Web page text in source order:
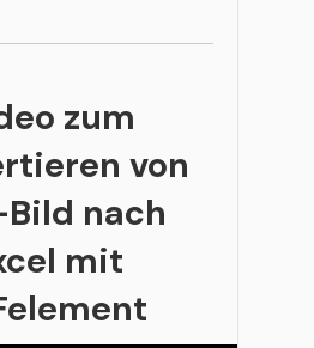
zum
von
Bild nach
mit